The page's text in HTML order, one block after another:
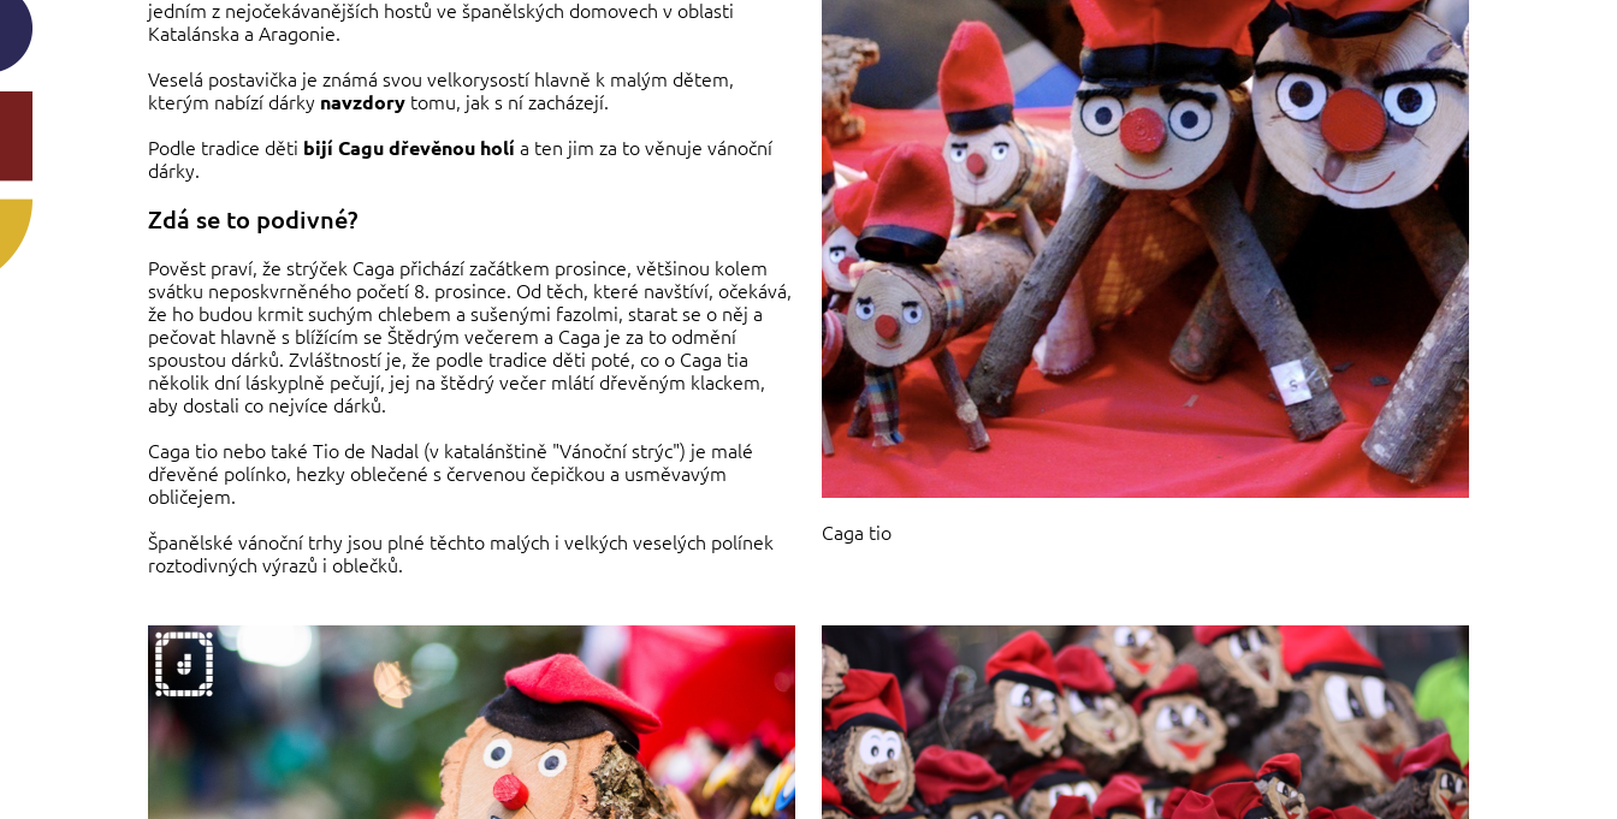
jedním z nejočekávanějších hostů ve španělských domovech v oblasti
Katalánska a Aragonie.
Veselá postavička je známá svou velkorysostí hlavně k malým dětem,
kterým nabízí dárky navzdory tomu, jak s ní zacházejí.
Podle tradice děti bijí Cagu dřevěnou holí a ten jim za to věnuje vánoční
dárky.
Zdá se to podivné?
Pověst praví, že strýček Caga přichází začátkem prosince, většinou kolem
svátku neposkvrněného početí 8. prosince. Od těch, které navštíví, očekává,
že ho budou krmit suchým chlebem a sušenými fazolmi, starat se o něj a
pečovat hlavně s blížícím se Štědrým večerem a Caga je za to odmění
spoustou dárků. Zvláštností je, že podle tradice děti poté, co o Caga tia
několik dní láskyplně pečují, jej na štědrý večer mlátí dřevěným klackem,
aby dostali co nejvíce dárků.
Caga tio nebo také Tio de Nadal (v katalánštině "Vánoční strýc") je malé
dřevěné polínko, hezky oblečené s červenou čepičkou a usměvavým
obličejem.
Španělské vánoční trhy jsou plné těchto malých i velkých veselých polínek
roztodivných výrazů i oblečků.
Caga tio